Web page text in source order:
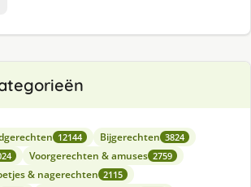
12144 Bijgerechten 3824
Voorgerechten & amuses 2759
& nagerechten 2115